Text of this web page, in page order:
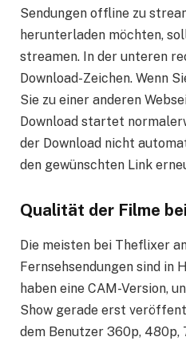
Sendungen offline zu
herunterladen möchten,
streamen. In der unteren
Download-Zeichen. Wenn
Sie zu einer anderen
Download startet
der Download nicht
den gewünschten Link
Qualität der Filme
Die meisten bei Theflixer
Fernsehsendungen sind in
haben eine CAM-Version,
Show gerade erst
dem Benutzer 360p, 480p,